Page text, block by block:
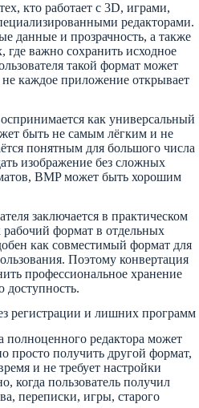
кто работает с 3D, играми,
редакторами.
данные и прозрачность, а также
где важно сохранить исходное
такой формат может
каждое приложение открывает
как универсальный
быть не самым лёгким и не
понятным для большого числа
изображение без сложных
BMP может быть хорошим
заключается в практическом
формат в отдельных
как совместимый формат для
Поэтому конвертация
профессиональное хранение
доступность.
регистрации и лишних программ
полноценного редактора может
просто получить другой формат,
и не требует настройки
когда пользователь получил
переписки, игры, старого